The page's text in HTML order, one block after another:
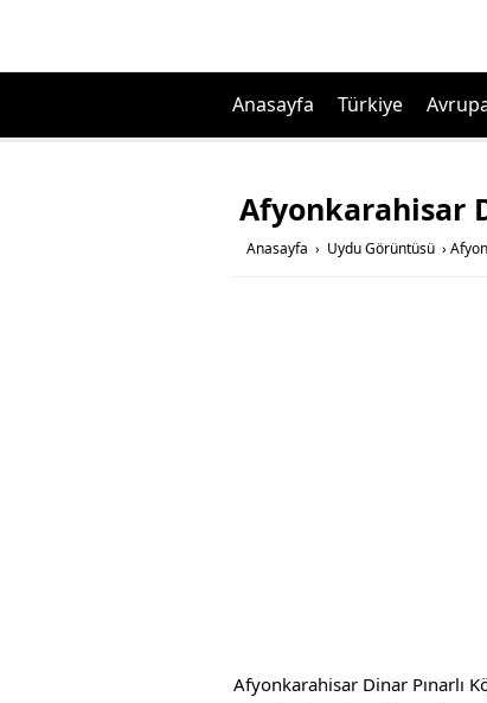
Anasayfa Türkiye
Afyonkarahisar
Anasayfa › Uydu Görüntüsü ›
Afyonkarahisar Dinar Pınarlı